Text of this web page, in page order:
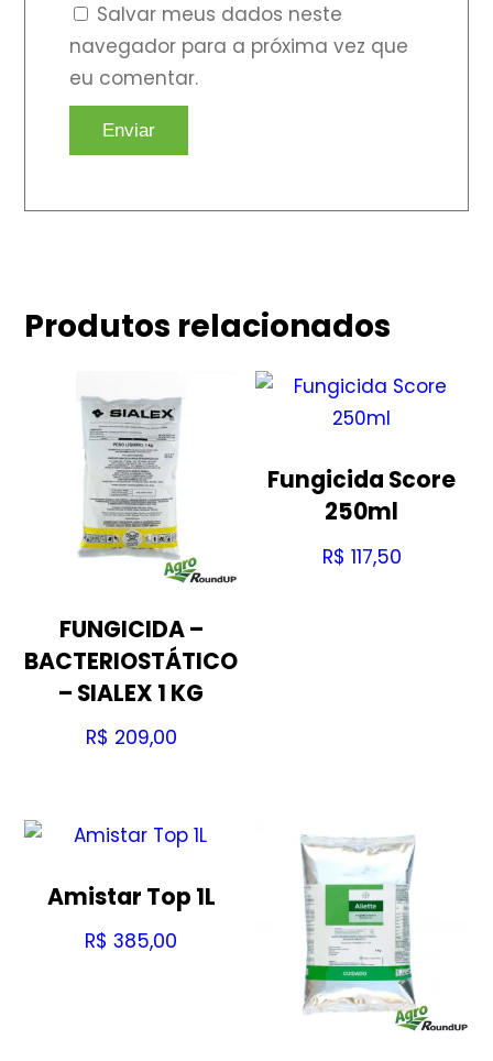
Salvar meus dados neste
navegador para a próxima vez que
eu comentar.
Produtos relacionados
FUNGICIDA –
BACTERIOSTÁTICO
– SIALEX 1 KG
R$ 209,00
Fungicida Score
250ml
R$ 117,50
Amistar Top 1L
R$ 385,00